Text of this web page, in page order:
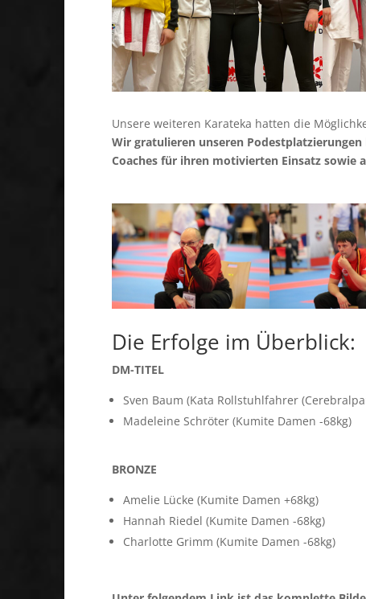
Unsere weiteren Karateka hatten die
Wir gratulieren unseren
Coaches für ihren motivierten Einsatz
Die Erfolge im Überblick:
DM-TITEL
Sven Baum (Kata Rollstuhlfahrer
Madeleine Schröter (Kumite Damen -68kg)
BRONZE
Amelie Lücke (Kumite Damen +68kg)
Hannah Riedel (Kumite Damen -68kg)
Charlotte Grimm (Kumite Damen -68kg)